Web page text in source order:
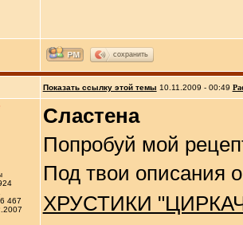
сохранить
Показать ссылку этой темы 10.11.2009 - 00:49
467
Сластена
Попробуй мой
Под твои описания
ХРУСТИКИ